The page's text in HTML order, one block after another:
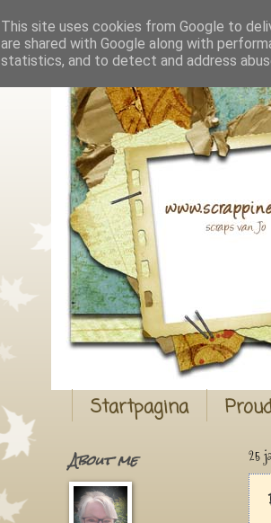
Startpagina
25
About me
This site uses cookies from Google to
are shared with Google along with
statistics, and to detect and address